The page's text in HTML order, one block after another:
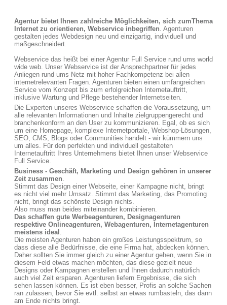
Agentur bietet Ihnen zahlreiche Möglichkeiten, sich zumThema
Internet zu orientieren, Webservice inbegriffen. Agenturen
gestalten jedes Webdesign neu und einzigartig, individuell und
maßgeschneidert.
Webservice das heißt bei einer Agentur Full Service rund ums world
wide web. Unser Webservice ist der Ansprechpartner für jedes
Anliegen rund ums Netz mit hoher Fachkompetenz bei allen
internetrelevanten Fragen. Agenturen bieten einen umfangreichen
Service vom Konzept bis zum erfolgreichen Internetauftritt,
inklusive Wartung und Pflege bestehender Internetseiten.
Die Experten unseres Webservice schaffen die Voraussetzung, um
alle relevanten Informationen und Inhalte zielgruppengerecht und
branchenkonform an den User zu kommunizieren. Egal, ob es sich
um eine Homepage, komplexe Internetportale, Webshop-Lösungen,
SEO, CMS, Blogs oder Communities handelt - wir kümmern uns
um alles. Für den perfekten und individuell gestalteten
Internetauftritt Ihres Unternehmens bietet Ihnen unser Webservice
Full Service.
Business - Geschäft, Marketing und Design gehören in unserer
Zeit zusammen.
Stimmt das Design einer Webseite, einer Kampagne nicht, bringt
es nicht viel mehr Umsatz. Stimmt das Marketing, das Promoting
nicht, bringt das schönste Design nichts.
Also muss man beides miteinander kombinieren.
Das schaffen gute Werbeagenturen, Designagenturen
respektive Onlineagenturen, Webagenturen, Internetagenturen
meistens ideal .
Die meisten Agenturen haben ein großes Leistungsspektrum, so
dass diese alle Bedürfnisse, die eine Firma hat, abdecken können.
Daher sollten Sie immer gleich zu einer Agentur gehen, wenn Sie in
diesem Feld etwas machen möchten, das diese gezielt neue
Designs oder Kampagnen erstellen und Ihnen dadurch natürlich
auch viel Zeit ersparen. Agenturen liefern Ergebnisse, die sich
sehen lassen können. Es ist eben besser, Profis an solche Sachen
ran zulassen, bevor Sie evtl. selbst an etwas rumbasteln, das dann
am Ende nichts bringt.